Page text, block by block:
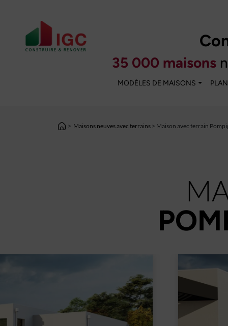
35 000 maisons
MODÈLES DE MAISONS
> Maisons neuves avec terrains > Maison avec terrain